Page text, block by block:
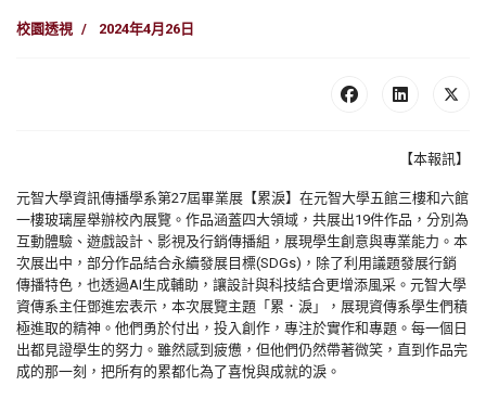
校園透視 2024年4月26日
【本報訊】
元智大學資訊傳播學系第27屆畢業展【累淚】在元智大學五館三樓和六館
一樓玻璃屋舉辦校內展覽。作品涵蓋四大領域，共展出19件作品，分別為
互動體驗、遊戲設計、影視及行銷傳播組，展現學生創意與專業能力。本
次展出中，部分作品結合永續發展目標(SDGs)，除了利用議題發展行銷
傳播特色，也透過AI生成輔助，讓設計與科技結合更增添風采。元智大學
資傳系主任鄧進宏表示，本次展覽主題「累．淚」，展現資傳系學生們積
極進取的精神。他們勇於付出，投入創作，專注於實作和專題。每一個日
出都見證學生的努力。雖然感到疲憊，但他們仍然帶著微笑，直到作品完
成的那一刻，把所有的累都化為了喜悅與成就的淚。